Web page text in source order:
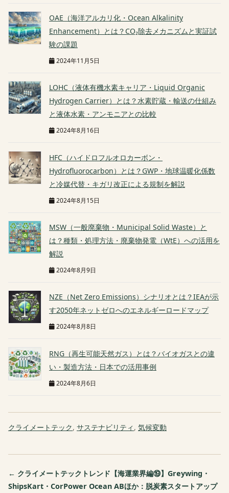
OAE（海洋アルカリ化・Ocean Alkalinity
Enhancement）とは？CO₂除去メカニズムと実証試
験の課題
2024年11月5日
LOHC（液体有機水素キャリア・Liquid Organic
Hydrogen Carrier）とは？水素貯蔵・輸送の仕組み
と液体水素・アンモニアとの比較
2024年8月16日
HFC（ハイドロフルオロカーボン・
Hydrofluorocarbon）とは？GWP・地球温暖化係数
と冷媒代替・キガリ改正による規制を解説
2024年8月15日
MSW（一般廃棄物・Municipal Solid Waste）と
は？種類・処理方法・廃棄物発電（WtE）への活用を
解説
2024年8月9日
NZE（Net Zero Emissions）シナリオとは？IEAが示
す2050年ネットゼロへのエネルギーロードマップ
2024年8月8日
RNG（再生可能天然ガス）とは？バイオガスとの違
い・製造方法・日本での活用事例
2024年8月6日
クライメートテック, サステナビリティ , 気候変動
← クライメートテックトレンド【海運業界編⑲】Greywing・
ShipsKart・CorPower Ocean ABほか：脱炭素スタートアップ